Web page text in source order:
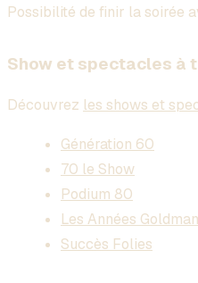
Possibilité de finir la soirée
Show et spectacles à
Découvrez les shows et
Génération 60
70 le Show
Podium 80
Les Années Goldman
Succès Folies